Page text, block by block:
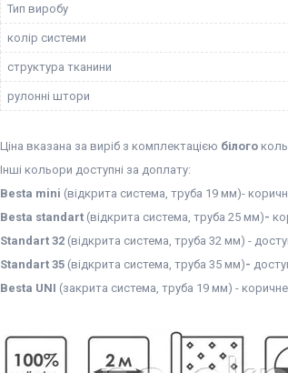
Тип виробу
колір системи
структура тканини
рулонні штори
Ціна вказана за виріб з комплектацією білого
Інші кольори доступні за доплату:
Besta mini (відкрита система, труба 19 мм)-
Besta standart (відкрита система, труба 25 мм)-
Standart 32 (відкрита система, труба 32 мм) -
Standart 35 (відкрита система, труба 35 мм)-
Besta UNI (закрита система, труба 19 мм) -